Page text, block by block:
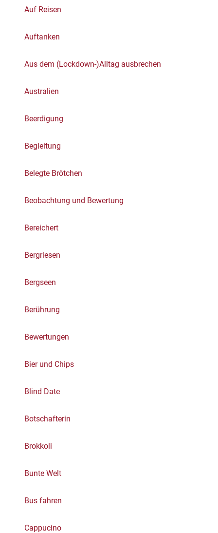
Auf Reisen
Auftanken
Aus dem (Lockdown-)Alltag ausbrechen
Australien
Beerdigung
Begleitung
Belegte Brötchen
Beobachtung und Bewertung
Bereichert
Bergriesen
Bergseen
Berührung
Bewertungen
Bier und Chips
Blind Date
Botschafterin
Brokkoli
Bunte Welt
Bus fahren
Cappucino